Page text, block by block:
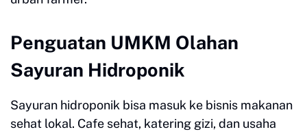
Penguatan UMKM Olahan
Sayuran Hidroponik
Sayuran hidroponik bisa masuk ke bisnis makanan
sehat lokal. Cafe sehat, katering gizi, dan usaha